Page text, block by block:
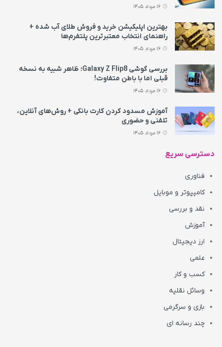
بهترین اپلیکیشن خرید و فروش طلای آب شده +
راهنمای انتخاب معتبرترین پلتفرم‌ها
بررسی گوشی Galaxy Z Flip8؛ ظاهر شبیه به نسخه
قبلی اما با باطن متفاوت!
آموزش مسدود کردن کارت بانکی + روش‌های آنلاین،
تلفنی و حضوری
دسترسی سریع
فناوری
کامپیوتر و موبایل
نقد و بررسی
آموزش
ارز دیجیتال
علمی
کسب و کار
وسائل نقلیه
بازی و سرگرمی
چند رسانه ای